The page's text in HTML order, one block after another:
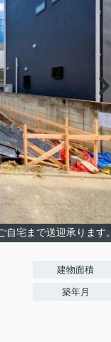
宅まで送迎承ります。
建物面積
築年月